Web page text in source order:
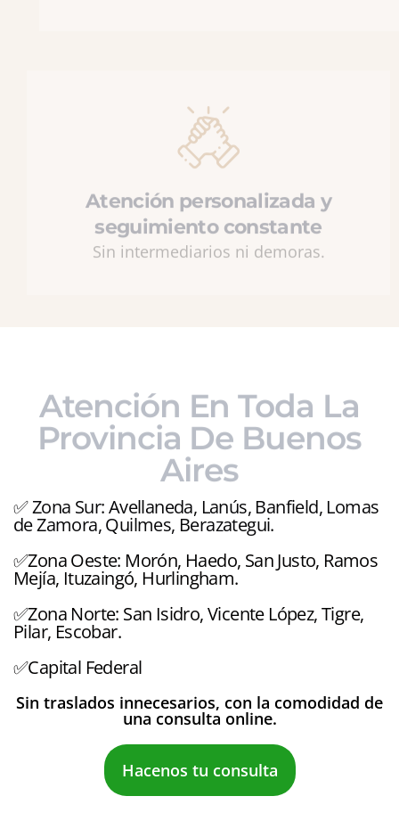
Atención personalizada y
seguimiento constante
Sin intermediarios ni demoras.
Atención En Toda La
Provincia De Buenos
Aires
✅ Zona Sur: Avellaneda, Lanús, Banfield, Lomas
de Zamora, Quilmes, Berazategui.
✅Zona Oeste: Morón, Haedo, San Justo, Ramos
Mejía, Ituzaingó, Hurlingham.
✅Zona Norte: San Isidro, Vicente López, Tigre,
Pilar, Escobar.
✅Capital Federal
Sin traslados innecesarios, con la comodidad de
una consulta online.
Hacenos tu consulta